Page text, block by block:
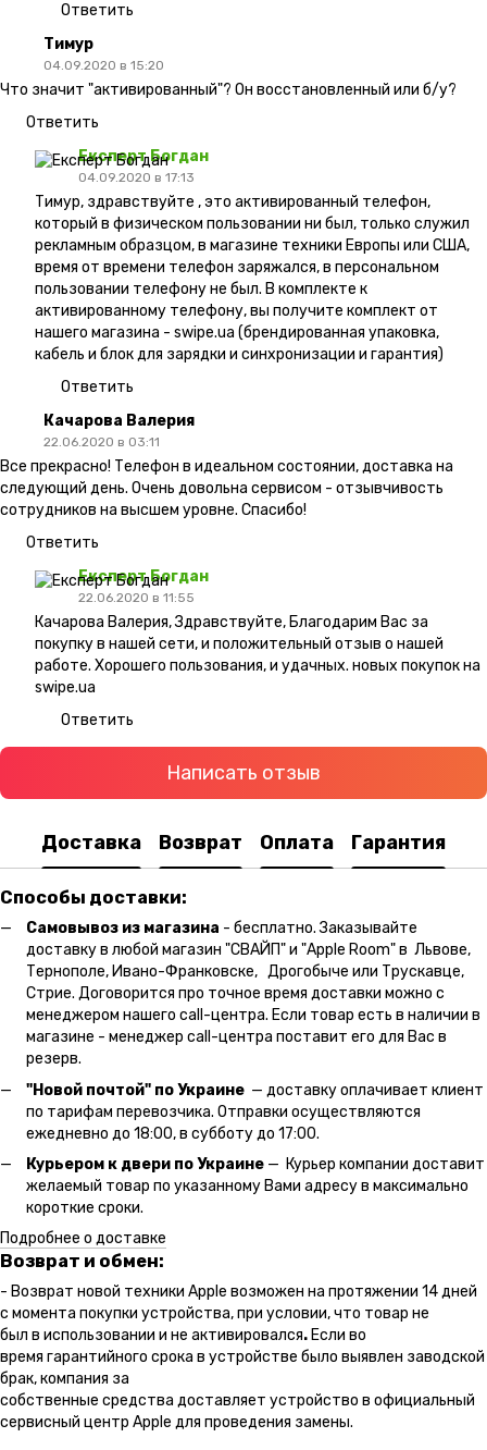
Ответить
Тимур
04.09.2020 в 15:20
Что значит "активированный"? Он восстановленный или б/у?
Ответить
Експерт Богдан
04.09.2020 в 17:13
Тимур, здравствуйте , это активированный телефон,
который в физическом пользовании ни был, только служил
рекламным образцом, в магазине техники Европы или США,
время от времени телефон заряжался, в персональном
пользовании телефону не был. В комплекте к
активированному телефону, вы получите комплект от
нашего магазина - swipe.ua (брендированная упаковка,
кабель и блок для зарядки и синхронизации и гарантия)
Ответить
Качарова Валерия
22.06.2020 в 03:11
Все прекрасно! Телефон в идеальном состоянии, доставка на
следующий день. Очень довольна сервисом - отзывчивость
сотрудников на высшем уровне. Спасибо!
Ответить
Експерт Богдан
22.06.2020 в 11:55
Качарова Валерия, Здравствуйте, Благодарим Вас за
покупку в нашей сети, и положительный отзыв о нашей
работе. Хорошего пользования, и удачных. новых покупок на
swipe.ua
Ответить
Написать отзыв
Доставка Возврат Оплата Гарантия
Способы доставки:
Самовывоз из магазина - бесплатно. Заказывайте
доставку в любой магазин "СВАЙП" и "Apple Room" в Львове,
Тернополе, Ивано-Франковске, Дрогобыче или Трускавце,
Стрие. Договорится про точное время доставки можно с
менеджером нашего call-центра. Если товар есть в наличии в
магазине - менеджер call-центра поставит его для Вас в
резерв.
"Новой почтой" по Украине — доставку оплачивает клиент
по тарифам перевозчика. Отправки осуществляются
ежедневно до 18:00, в субботу до 17:00.
Курьером к двери по Украине — Курьер компании доставит
желаемый товар по указанному Вами адресу в максимально
короткие сроки.
Подробнее о доставке
Возврат и обмен:
- Возврат новой техники Apple возможен на протяжении 14 дней
с момента покупки устройства, при условии, что товар не
был в использовании и не активировался.Если во
время гарантийного срока в устройстве было выявлен заводской
брак, компания за
собственные средства доставляет устройство в официальный
сервисный центр Apple для проведения замены.